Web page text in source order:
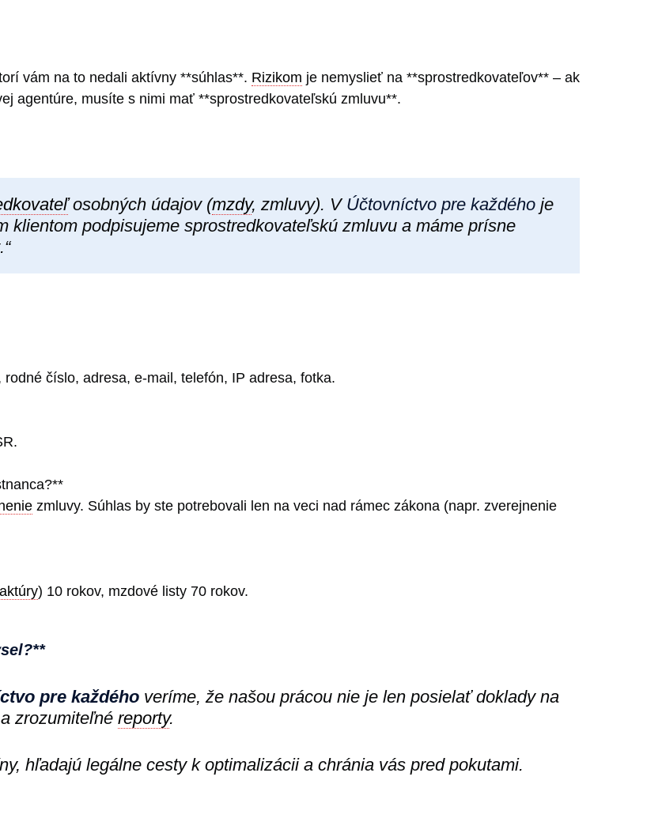
vám na to nedali aktívny **súhlas**. Rizikom je nemyslieť na **sprostredkovateľov** – ak
agentúre, musíte s nimi mať **sprostredkovateľskú zmluvu**.
osobných údajov (mzdy, zmluvy). V Účtovníctvo pre každého je
klientom podpisujeme sprostredkovateľskú zmluvu a máme prísne
číslo, adresa, e-mail, telefón, IP adresa, fotka.
zmluvy. Súhlas by ste potrebovali len na veci nad rámec zákona (napr. zverejnenie
) 10 rokov, mzdové listy 70 rokov.
pre každého veríme, že našou prácou nie je len posielať doklady na
zrozumiteľné reporty.
hľadajú legálne cesty k optimalizácii a chránia vás pred pokutami.